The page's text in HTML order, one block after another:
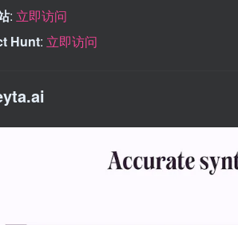
: 立即访问
Hunt: 立即访问